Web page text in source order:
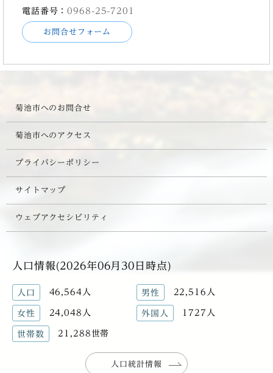
電話番号：0968-25-7201
お問合せフォーム
菊池市へのお問合せ
菊池市へのアクセス
プライバシーポリシー
サイトマップ
ウェブアクセシビリティ
人口情報(2026年06月30日時点)
人口 46,564人 男性 22,516人
女性 24,048人 外国人 1727人
世帯数 21,288世帯
人口統計情報